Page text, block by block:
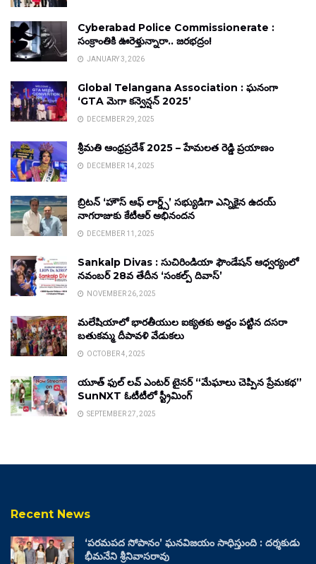
Cyberabad Police Commissionerate :
సంక్రాంతికి ఊరెళ్తున్నారా.. జరభద్రం!
JANUARY 3, 2026
Global Telangana Association : ఘనంగా
‘GTA మెగా కన్వెన్షన్ 2025’
DECEMBER 29, 2025
శ్రీమతి ఆంధ్రప్రదేశ్ 2025 – హేమలత రెడ్డి ప్రయాణం
DECEMBER 14, 2025
బ్రిటన్ ‘హౌస్ ఆఫ్ లార్డ్స్’ సభ్యుడిగా ఎన్నికైన ఉదయ్
నాగరాజుకు కేటీఆర్ అభినందన
DECEMBER 11, 2025
Sankalp Divas : సుచిరిండియా ఫౌండేషన్ ఆధ్వర్యంలో
నవంబర్ 28వ తేదీన ‘సంకల్ప్ దివాస్’
NOVEMBER 26, 2025
మలేషియాలో భారతీయుల ఐక్యతకు అద్దం పట్టిన దసరా
బతుకమ్మ దీపావళి వేడుకలు
OCTOBER 4, 2025
యూత్ ఫుల్ లవ్ ఎంటర్ టైనర్ “మేఘాలు చెప్పిన ప్రేమకథ”
SunNXT ఓటీటీలో స్ట్రీమింగ్
SEPTEMBER 27, 2025
Recent News
‘పరమపద సోపానం’ ఘనవిజయం సాధిస్తుంది : దర్శకుడు
భీమనేని శ్రీనివాసరావు